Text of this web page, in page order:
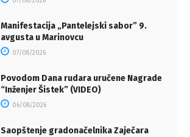
Manifestacija „Pantelejski sabor” 9.
avgusta u Marinovcu
07/08/2026
Povodom Dana rudara uručene Nagrade
“Inženjer Šistek” (VIDEO)
06/08/2026
Saopštenje gradonačelnika Zaječara